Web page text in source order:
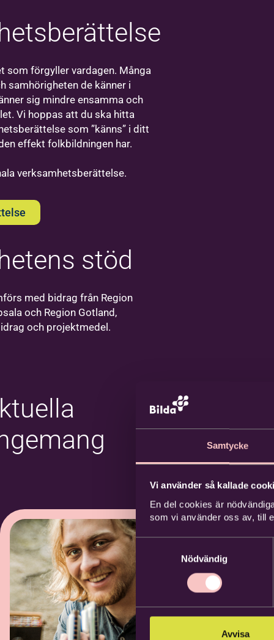
Samtycke
Vi använder så kallade
En del cookies är
som vi använder oss av, till
Nödvändig
Avvisa
Bilda
Visby
Välkommen
till oss på
Bilda i
Visby!
Södertälje
oss på Bildas
kontor i
Södertälje!
som förgyller vardagen. Många
samhörigheten de känner i
sig mindre ensamma och
Vi hoppas att du ska hitta
som ”känns” i ditt
effekt folkbildningen har.
verksamhetsberättelse.
stöd
med bidrag från Region
och Region Gotland,
och projektmedel.